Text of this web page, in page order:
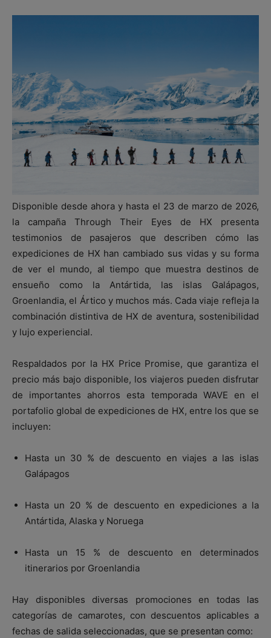
Disponible desde ahora y hasta el 23 de marzo de 2026,
la campaña Through Their Eyes de HX presenta
testimonios de pasajeros que describen cómo las
expediciones de HX han cambiado sus vidas y su forma
de ver el mundo, al tiempo que muestra destinos de
ensueño como la Antártida, las islas Galápagos,
Groenlandia, el Ártico y muchos más. Cada viaje refleja la
combinación distintiva de HX de aventura, sostenibilidad
y lujo experiencial.
Respaldados por la HX Price Promise, que garantiza el
precio más bajo disponible, los viajeros pueden disfrutar
de importantes ahorros esta temporada WAVE en el
portafolio global de expediciones de HX, entre los que se
incluyen:
Hasta un 30 % de descuento en viajes a las islas
Galápagos
Hasta un 20 % de descuento en expediciones a la
Antártida, Alaska y Noruega
Hasta un 15 % de descuento en determinados
itinerarios por Groenlandia
Hay disponibles diversas promociones en todas las
categorías de camarotes, con descuentos aplicables a
fechas de salida seleccionadas, que se presentan como: